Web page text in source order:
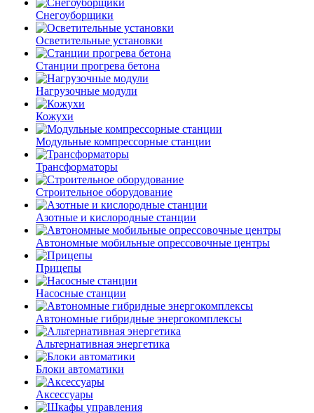
Снегоуборщики
Осветительные установки
Станции прогрева бетона
Нагрузочные модули
Кожухи
Модульные компрессорные станции
Трансформаторы
Строительное оборудование
Азотные и кислородные станции
Автономные мобильные опрессовочные центры
Прицепы
Насосные станции
Автономные гибридные энергокомплексы
Альтернативная энергетика
Блоки автоматики
Аксессуары